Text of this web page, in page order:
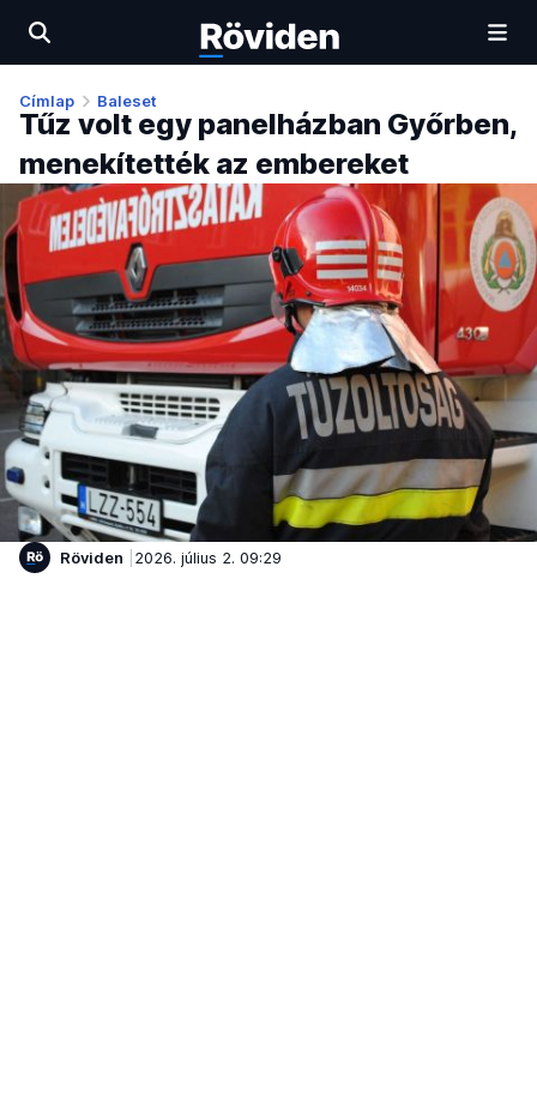
Címlap Baleset
Tűz volt egy panelházban Győrben,
menekítették az embereket
Röviden 2026. július 2. 09:29